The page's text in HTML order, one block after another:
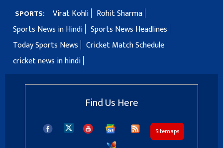
SPORTS: Virat Kohli
Rohit Sharma
Sports News in Hindi Sports News Headlines
Today Sports News
Cricket Match Schedule
cricket news in hindi
Find Us Here
Sitemaps